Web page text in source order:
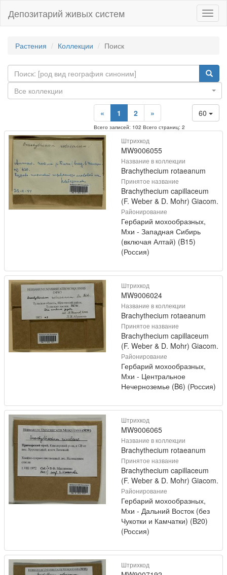
Депозитарий живых систем
Растения Коллекции Поиск
Все коллекции
60
« 1 2 »
Всего записей: 102 Всего страниц: 2
Штрихкод
MW9006055
Название в коллекции
Brachythecium rotaeanum
Принятое название
Brachythecium capillaceum
(F. Weber & D. Mohr) Giacom.
Районирование
Гербарий мохообразных,
Мхи - Западная Сибирь
(включая Алтай) (B15)
(Россия)
Штрихкод
MW9006024
Название в коллекции
Brachythecium rotaeanum
Принятое название
Brachythecium capillaceum
(F. Weber & D. Mohr) Giacom.
Районирование
Гербарий мохообразных,
Мхи - Центральное
Нечерноземье (B6) (Россия)
Штрихкод
MW9006065
Название в коллекции
Brachythecium rotaeanum
Принятое название
Brachythecium capillaceum
(F. Weber & D. Mohr) Giacom.
Районирование
Гербарий мохообразных,
Мхи - Дальний Восток (без
Чукотки и Камчатки) (B20)
(Россия)
Штрихкод